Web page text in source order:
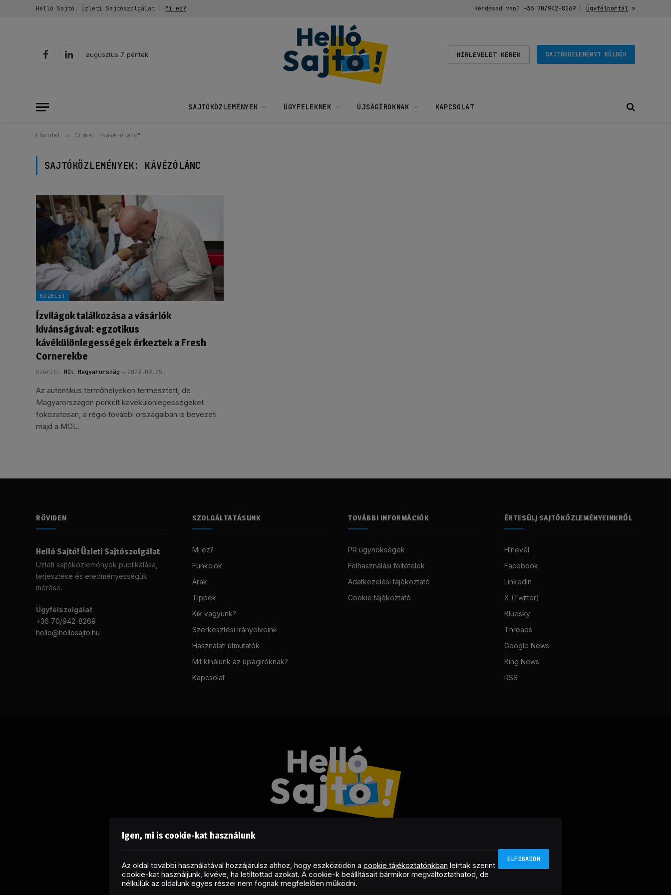
Helló Sajtó! Üzleti Sajtószolgálat | Mi ez? Kérdésed van? +36 70/942-8269| Ügyfélportál»
FacebookLinkedIn
augusztus 7. péntek HÍRLEVELET KÉREK SAJTÓKÖZLEMÉNYT KÜLDÖK
SAJTÓKÖZLEMÉNYEK ÜGYFELEKNEK ÚJSÁGÍRÓKNAK KAPCSOLAT
Főoldal » Címke: "kávézólánc"
SAJTÓKÖZLEMÉNYEK: KÁVÉZÓLÁNC
KÖZÉLET
Ízvilágok találkozása a vásárlók
kívánságával: egzotikus
kávékülönlegességek érkeztek a Fresh
Cornerekbe
Szerző: MOL Magyarország 2023.09.25.
Az autentikus termőhelyeken termesztett, de
Magyarországon pörkölt kávékülönlegességeket
fokozatosan, a régió további országaiban is bevezeti
majd a MOL.
RÖVIDEN
Helló Sajtó! Üzleti Sajtószolgálat
Üzleti sajtóközlemények publikálása,
terjesztése és eredményességük
mérése.
Ügyfélszolgálat:
+36 70/942-8269
hello@hellosajto.hu
SZOLGÁLTATÁSUNK
Mi ez?
Funkciók
Árak
Tippek
Kik vagyunk?
Szerkesztési irányelveink
Használati útmutatók
Mit kínálunk az újságíróknak?
Kapcsolat
TOVÁBBI INFORMÁCIÓK
PR ügynökségek
Felhasználási feltételek
Adatkezelési tájékoztató
Cookie tájékoztató
ÉRTESÜLJ SAJTÓKÖZLEMÉNYEINKRŐL
Hírlevél
Facebook
LinkedIn
X (Twitter)
Bluesky
Threads
Google News
Bing News
RSS
FacebookLinkedInX
RSS
Copyright © 2026 Helló Sajtó! Üzleti Sajtószolgálat
Igen, mi is cookie-kat használunk
Az oldal további használatával hozzájárulsz ahhoz, hogy eszközödön acookie tájékoztatónkban leírtak szerint
cookie-kat használjunk, kivéve, ha letiltottad azokat. A cookie-k beállításait bármikor megváltoztathatod, de
nélkülük az oldalunk egyes részei nem fognak megfelelően működni.
ELFOGADOM